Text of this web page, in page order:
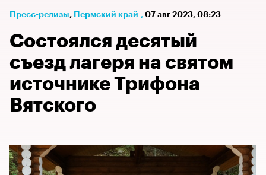
Пресс-релизы⁠, Пермский край , 07 авг 2023, 08:23
Состоялся десятый
съезд лагеря на святом
источнике Трифона
Вятского